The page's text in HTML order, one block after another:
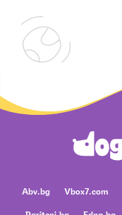
Abv.bg Vbox7.com